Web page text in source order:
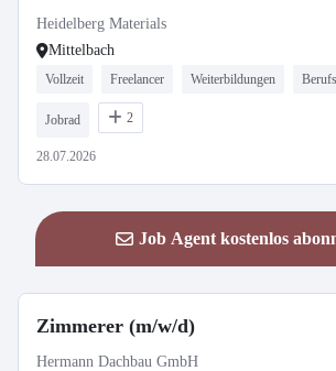
Heidelberg Materials
Mittelbach
Vollzeit Freelancer Weiterbildungen
Jobrad 2
28.07.2026
Job Agent kostenlos
Zimmerer (m/w/d)
Hermann Dachbau GmbH